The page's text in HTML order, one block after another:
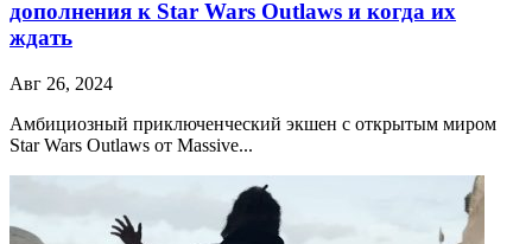
дополнения к Star Wars Outlaws и когда их
ждать
Авг 26, 2024
Амбициозный приключенческий экшен с открытым миром
Star Wars Outlaws от Massive...